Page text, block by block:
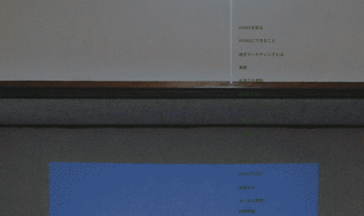
HONEを知る
HONEにできること
地方マーケティングとは
実績
お役立ち資料
・リサーチサポートプラン
・事業伴走プラン
ほねろぐ
HONEブログ
​お知らせ
よくある質問
採用情報